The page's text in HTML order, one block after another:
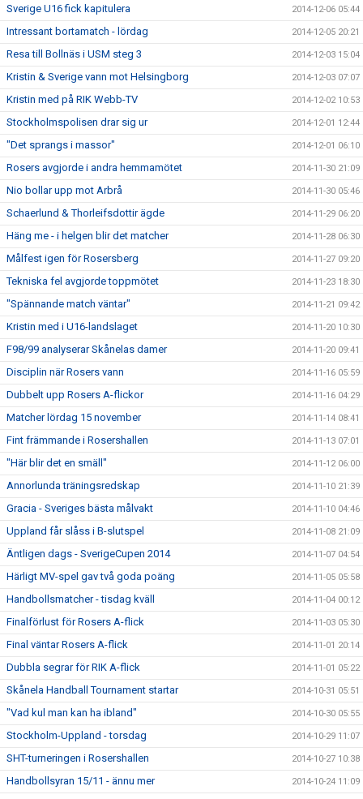
Sverige U16 fick kapitulera 2014-12-06 05:44
Intressant bortamatch - lördag 2014-12-05 20:21
Resa till Bollnäs i USM steg 3 2014-12-03 15:04
Kristin & Sverige vann mot Helsingborg 2014-12-03 07:07
Kristin med på RIK Webb-TV 2014-12-02 10:53
Stockholmspolisen drar sig ur 2014-12-01 12:44
"Det sprangs i massor" 2014-12-01 06:10
Rosers avgjorde i andra hemmamötet 2014-11-30 21:09
Nio bollar upp mot Arbrå 2014-11-30 05:46
Schaerlund & Thorleifsdottir ägde 2014-11-29 06:20
Häng me - i helgen blir det matcher 2014-11-28 06:30
Målfest igen för Rosersberg 2014-11-27 09:20
Tekniska fel avgjorde toppmötet 2014-11-23 18:30
"Spännande match väntar" 2014-11-21 09:42
Kristin med i U16-landslaget 2014-11-20 10:30
F98/99 analyserar Skånelas damer 2014-11-20 09:41
Disciplin när Rosers vann 2014-11-16 05:59
Dubbelt upp Rosers A-flickor 2014-11-16 04:29
Matcher lördag 15 november 2014-11-14 08:41
Fint främmande i Rosershallen 2014-11-13 07:01
"Här blir det en smäll" 2014-11-12 06:00
Annorlunda träningsredskap 2014-11-10 21:39
Gracia - Sveriges bästa målvakt 2014-11-10 04:46
Uppland får slåss i B-slutspel 2014-11-08 21:09
Äntligen dags - SverigeCupen 2014 2014-11-07 04:54
Härligt MV-spel gav två goda poäng 2014-11-05 05:58
Handbollsmatcher - tisdag kväll 2014-11-04 00:12
Finalförlust för Rosers A-flick 2014-11-03 05:30
Final väntar Rosers A-flick 2014-11-01 20:14
Dubbla segrar för RIK A-flick 2014-11-01 05:22
Skånela Handball Tournament startar 2014-10-31 05:51
"Vad kul man kan ha ibland" 2014-10-30 05:55
Stockholm-Uppland - torsdag 2014-10-29 11:07
SHT-turneringen i Rosershallen 2014-10-27 10:38
Handbollsyran 15/11 - ännu mer 2014-10-24 11:09